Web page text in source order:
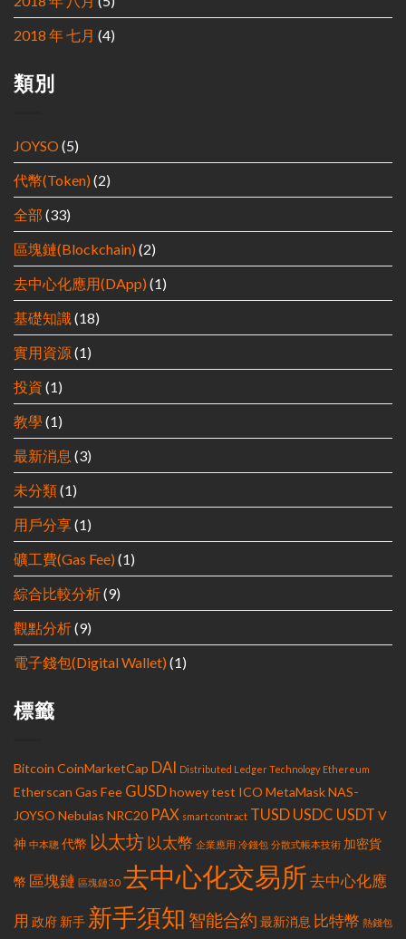
2018 年 七月 (4)
類別
JOYSO(5)
代幣(Token) (2)
全部 (33)
區塊鏈(Blockchain) (2)
去中心化應用(DApp) (1)
基礎知識 (18)
實用資源(1)
投資 (1)
教學 (1)
最新消息 (3)
未分類(1)
用戶分享(1)
礦工費(Gas Fee) (1)
綜合比較分析(9)
觀點分析(9)
電子錢包(Digital Wallet) (1)
標籤
Bitcoin CoinMarketCap DAI Distributed Ledger Technology Ethereum
Etherscan Gas Fee GUSDhowey test ICO MetaMaskNAS-
JOYSO Nebulas NRC20 PAX smart contract TUSD USDC USDT V
神 中本聰 代幣 以太坊 以太幣 企業應用 冷錢包 分散式帳本技術 加密貨
幣 區塊鏈 區塊鏈3.0 去中心化交易所 去中心化應
用 政府 新手 新手須知 智能合約 最新消息 比特幣 熱錢包